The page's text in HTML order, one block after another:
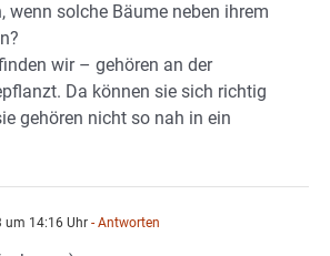
wenn solche Bäume neben ihrem
wir – gehören an der
Da können sie sich richtig
gehören nicht so nah in ein
um 14:16 Uhr - Antworten